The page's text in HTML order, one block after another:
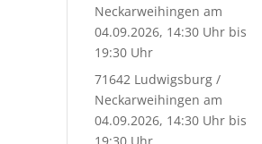
Neckarweihingen am
04.09.2026, 14:30 Uhr bis
19:30 Uhr
71642 Ludwigsburg /
Neckarweihingen am
04.09.2026, 14:30 Uhr bis